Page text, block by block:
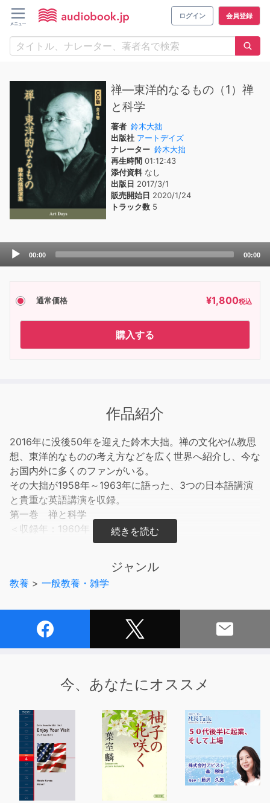
ログイン 会員登録
禅―東洋的なるもの（1）禅
と科学
著者 鈴木大拙
出版社 アートデイズ
ナレーター 鈴木大拙
再生時間 01:12:43
添付資料なし
出版日 2017/3/1
販売開始日 2020/1/24
トラック数 5
Audio
00:00 00:00
通常価格 ¥1,800税込
購入する
作品紹介
2016年に没後50年を迎えた鈴木大拙。禅の文化や仏教思
想、東洋的なものの考え方などを広く世界へ紹介し、今な
お国内外に多くのファンがいる。
その大拙が1958年～1963年に語った、3つの日本語講演
と貴重な英語講演を収録。
第一巻 禅と科学
＜収録年：1960年（鎌倉・円覚寺）＞
西洋の科学的、分析的なものの考え方は、対立や争いを生
で人間に自由をもたらす優れた世界観として「禅」がある
――。禅を世界に紹介してきた仏教思想家、鈴木大拙の歴
※本音源は、講演会の収録となります。収録環境の関係
ジャンル
教養 > 一般教養・雑学
今、あなたにオススメ